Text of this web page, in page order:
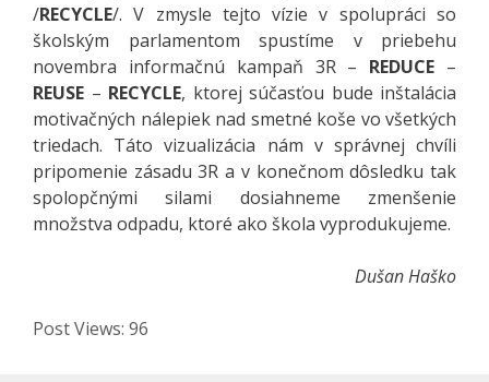
/RECYCLE/. V zmysle tejto vízie v spolupráci so
školským parlamentom spustíme v priebehu
novembra informačnú kampaň 3R – REDUCE –
REUSE – RECYCLE, ktorej súčasťou bude inštalácia
motivačných nálepiek nad smetné koše vo všetkých
triedach. Táto vizualizácia nám v správnej chvíli
pripomenie zásadu 3R a v konečnom dôsledku tak
spolopčnými silami dosiahneme zmenšenie
množstva odpadu, ktoré ako škola vyprodukujeme.
Dušan Haško
Post Views: 96